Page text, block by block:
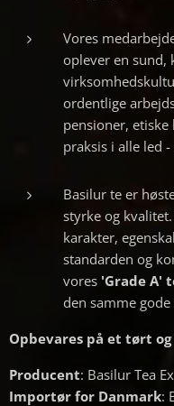
Vores
oplever en sund,
ordentlige
pensioner,
praksis i alle led
Basilur te er
styrke og
karakter,
standarden og
vores 'Grade A'
den samme
Opbevares på et tørt
Producent: Basilur Tea
Importør for Danmark: